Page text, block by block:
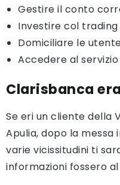
Gestire il conto
Investire col trading
Domiciliare le
Accedere al
Clarisbanca
Se eri un cliente della
Apulia, dopo la messa
varie vicissitudini ti
informazioni fossero al